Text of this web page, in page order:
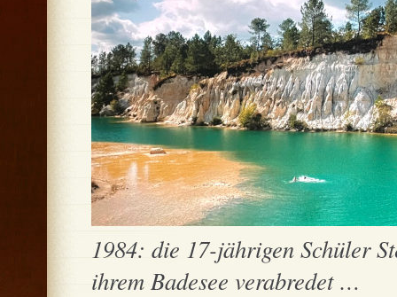
1984: die 17-jährigen Schüler
ihrem Badesee verabredet …